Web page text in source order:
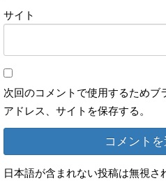
サイト
次回のコメントで使用するため
アドレス、サイトを保存する。
日本語が含まれない投稿は無視さ